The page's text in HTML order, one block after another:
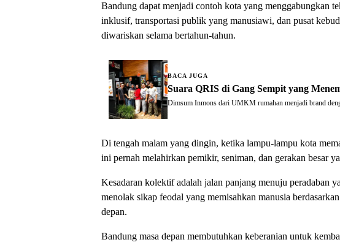
Bandung dapat menjadi contoh kota yang menggabungkan
inklusif, transportasi publik yang manusiawi, dan pusat
diwariskan selama bertahun-tahun.
BACA JUGA
Suara QRIS di Gang Sempit yang
Dimsum Inmons dari UMKM rumahan menjadi brand
Di tengah malam yang dingin, ketika lampu-lampu kota
ini pernah melahirkan pemikir, seniman, dan gerakan besar
Kesadaran kolektif adalah jalan panjang menuju peradaban
menolak sikap feodal yang memisahkan manusia
depan.
Bandung masa depan membutuhkan keberanian untuk